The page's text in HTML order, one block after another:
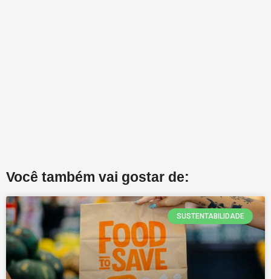
Você também vai gostar de:
SUSTENTABILIDADE